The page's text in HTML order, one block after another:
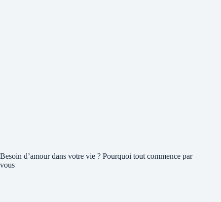
Besoin d’amour dans votre vie ? Pourquoi tout commence par
vous